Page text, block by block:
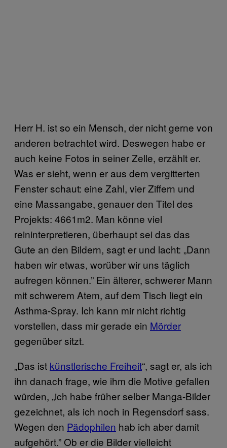
Herr H. ist so ein Mensch, der nicht gerne von
anderen betrachtet wird. Deswegen habe er
auch keine Fotos in seiner Zelle, erzählt er.
Was er sieht, wenn er aus dem vergitterten
Fenster schaut: eine Zahl, vier Ziffern und
eine Massangabe, genauer den Titel des
Projekts: 4661m2. Man könne viel
reininterpretieren, überhaupt sei das das
Gute an den Bildern, sagt er und lacht: „Dann
haben wir etwas, worüber wir uns täglich
aufregen können.” Ein älterer, schwerer Mann
mit schwerem Atem, auf dem Tisch liegt ein
Asthma-Spray. Ich kann mir nicht richtig
vorstellen, dass mir gerade ein Mörder
gegenüber sitzt.
„Das ist künstlerische Freiheit“, sagt er, als ich
ihn danach frage, wie ihm die Motive gefallen
würden, „ich habe früher selber Manga-Bilder
gezeichnet, als ich noch in Regensdorf sass.
Wegen den Pädophilen hab ich aber damit
aufgehört.” Ob er die Bilder vielleicht